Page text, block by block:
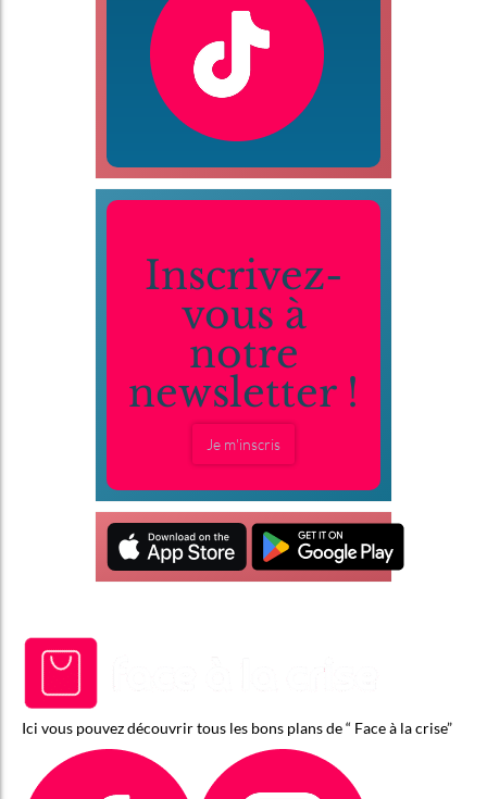
Inscrivez-
vous à
notre
newsletter !
Je m'inscris
Ici vous pouvez découvrir tous les bons plans de “ Face à la crise”